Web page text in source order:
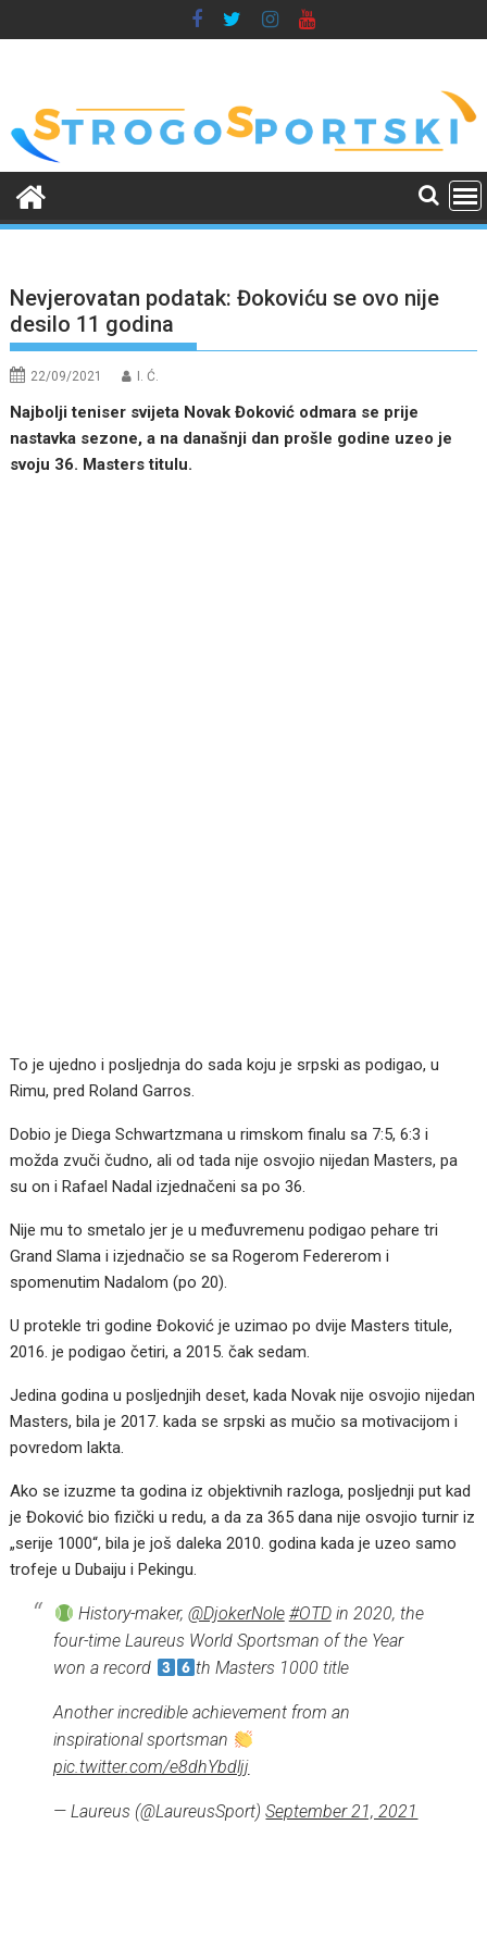
to
Nevjerovatan podatak: Đokoviću se ovo nije
desilo 11 godina
22/09/2021 I. Ć.
Najbolji teniser svijeta Novak Đoković odmara se prije
nastavka sezone, a na današnji dan prošle godine uzeo je
svoju 36. Masters titulu.
To je ujedno i posljednja do sada koju je srpski as podigao, u
Rimu, pred Roland Garros.
Dobio je Diega Schwartzmana u rimskom finalu sa 7:5, 6:3 i
možda zvuči čudno, ali od tada nije osvojio nijedan Masters, pa
su on i Rafael Nadal izjednačeni sa po 36.
Nije mu to smetalo jer je u međuvremenu podigao pehare tri
Grand Slama i izjednačio se sa Rogerom Federerom i
spomenutim Nadalom (po 20).
U protekle tri godine Đoković je uzimao po dvije Masters titule,
2016. je podigao četiri, a 2015. čak sedam.
Jedina godina u posljednjih deset, kada Novak nije osvojio nijedan
Masters, bila je 2017. kada se srpski as mučio sa motivacijom i
povredom lakta.
Ako se izuzme ta godina iz objektivnih razloga, posljednji put kad
je Đoković bio fizički u redu, a da za 365 dana nije osvojio turnir iz
„serije 1000“, bila je još daleka 2010. godina kada je uzeo samo
trofeje u Dubaiju i Pekingu.
History-maker, @DjokerNole #OTDin 2020, the
four-time Laureus World Sportsman of the Year
won a record
th Masters 1000 title
Another incredible achievement from an
inspirational sportsman
pic.twitter.com/e8dhYbdljj
— Laureus (@LaureusSport)September 21, 2021